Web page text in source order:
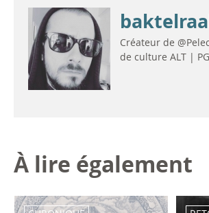
Créateur de
de culture ALT |
À lire également